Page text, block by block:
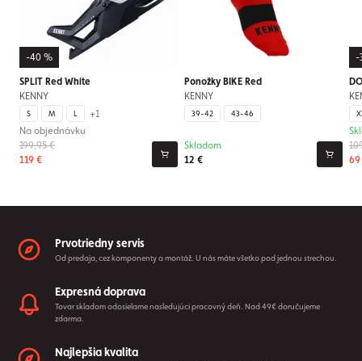
-40 %
SPLIT Red White
KENNY
S M L +1
199,95 €
119 €
Na objednávku
Ponožky BIKE Red
KENNY
39-42 43-46
12 €
Skladom
-
69
Prvotriedny servis
Od predaja, cez komponenty a montáž. U nás máte všetko pod jednou strechou.
Expresná doprava
Tovar skladom odosielame nasledujúci pracovný deň. Nad 49€ doručujeme
zdarma.
Najlepšia kvalita